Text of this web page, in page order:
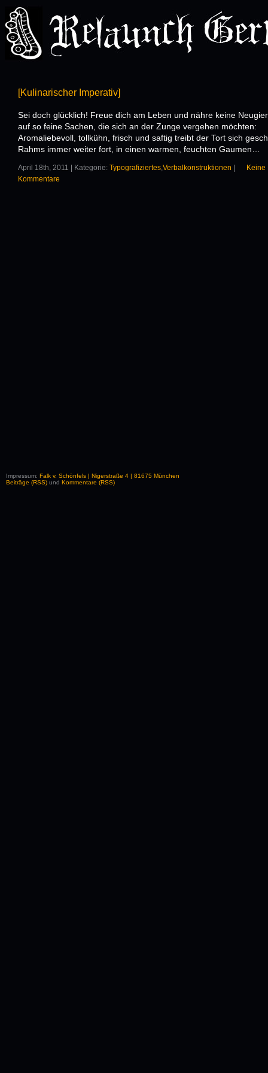
[Kulinarischer Imperativ]
Sei doch glücklich! Freue dich am Leben und nähre keine
auf so feine Sachen, die sich an der Zunge vergehen möchten:
Aromaliebevoll, tollkühn, frisch und saftig treibt der Tort sich
Rahms immer weiter fort, in einen warmen, feuchten Gaumen…
April 18th, 2011 | Kategorie: Typografiziertes,Verbalkonstruktionen
Keine
Kommentare
Impressum: Falk v. Schönfels | Nigerstraße 4 | 81675 München
Beiträge (RSS) und Kommentare (RSS)